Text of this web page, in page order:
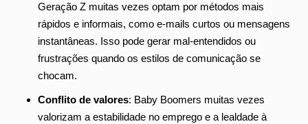
Geração Z muitas vezes optam por métodos mais
rápidos e informais, como e-mails curtos ou mensagens
instantâneas. Isso pode gerar mal-entendidos ou
frustrações quando os estilos de comunicação se
chocam.
Conflito de valores: Baby Boomers muitas vezes
valorizam a estabilidade no emprego e a lealdade à